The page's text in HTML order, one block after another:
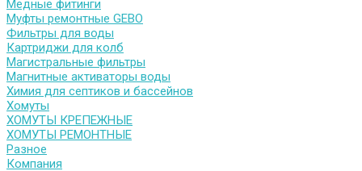
Медные фитинги
Муфты ремонтные GEBO
Фильтры для воды
Картриджи для колб
Магистральные фильтры
Магнитные активаторы воды
Химия для септиков и бассейнов
Хомуты
ХОМУТЫ КРЕПЕЖНЫЕ
ХОМУТЫ РЕМОНТНЫЕ
Разное
Компания